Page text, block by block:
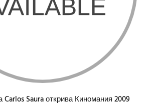
Carlos Saura открива Киномания 2009